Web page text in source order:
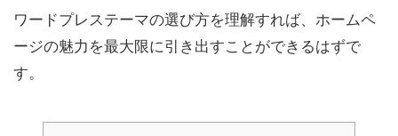
ワードプレステーマの選び方を理解すれば、ホームペ
ージの魅力を最大限に引き出すことができるはずで
す。